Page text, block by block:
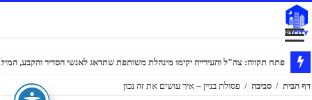
פתח תקווה: צה"ל והעירייה יקימו מינהלת משותפת שתדאג לאנשי הסדיר והקבע,
דף הבית / סביבה / פסולת בניין – איך עושים את זה נכון